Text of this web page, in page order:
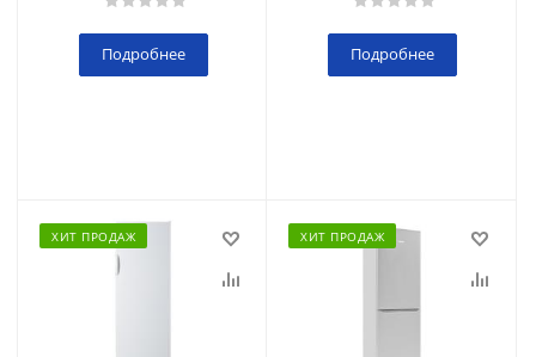
Подробнее Подробнее
ХИТ ПРОДАЖ ХИТ ПРОДАЖ